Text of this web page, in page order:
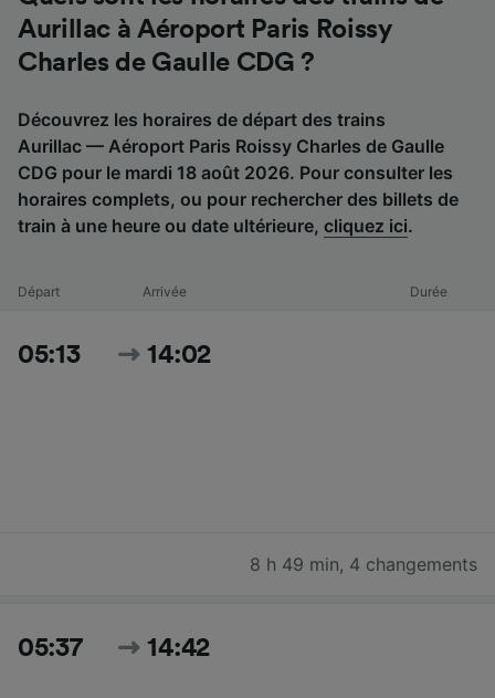
Aurillac à Aéroport Paris Roissy
Charles de Gaulle CDG ?
Découvrez les horaires de départ des trains
Aurillac — Aéroport Paris Roissy Charles de Gaulle
CDG pour le mardi 18 août 2026. Pour consulter les
horaires complets, ou pour rechercher des billets de
train à une heure ou date ultérieure, cliquez ici.
Départ Arrivée Durée
05:13 14:02
8 h 49 min, 4 changements
05:37 14:42